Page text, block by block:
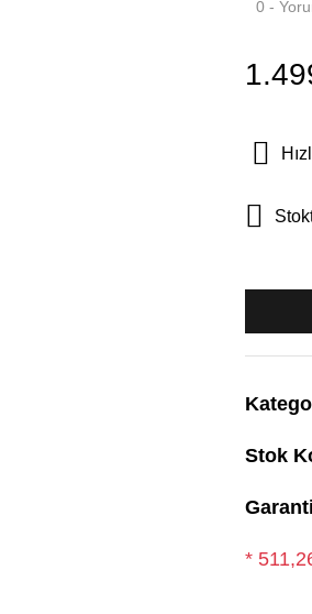
0 -
Stok
*